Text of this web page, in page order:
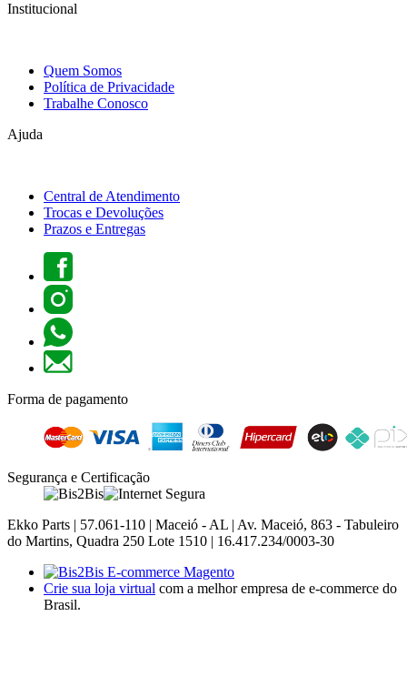
Institucional
Quem Somos
Política de Privacidade
Trabalhe Conosco
Ajuda
Central de Atendimento
Trocas e Devoluções
Prazos e Entregas
Forma de pagamento
Segurança e Certificação
Ekko Parts | 57.061-110 | Maceió - AL | Av. Maceió, 863 - Tabuleiro
do Martins, Quadra 250 Lote 1510 | 16.417.234/0003-30
Crie sua loja virtual com a melhor empresa de e-commerce do
Brasil.